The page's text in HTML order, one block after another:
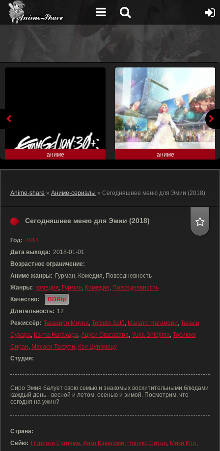
аниме аниме
Anime-share » Аниме-сериалы » Сегодняшнее меню для Эмии (2018)
Сегодняшнее меню для Эмии (2018)
Год: 2018
Дата выхода: 2018-01-01
Возрастное ограничение:
Аниме жанры: Гурман, Комедия, Повседневность
Жанры: комедия, Гурман, Комедия, Повседневность
Качество:
BDRip
Длительность: 12
Режиссёр: Такахиро Миура, Tetsuto Satô, Масато Нагамори, Такаси
Сухара, Кэита Нагахара, Ацуси Огасавара, Yuka Shiojima, Тосиюки
Сираи, Масаси Такэути, Кэи Цунэмацу
Студия:
Сиро Эмия балует свою семью и знакомых восхитительными блюдами
каждый день - весной и летом, осенью и зимой. Посмотрим, что
сегодня на ужин?
Страна:
Сейю: Нориаки Сугияма, Аяко Кавасуми, Норико Ситая, Мики Ито,